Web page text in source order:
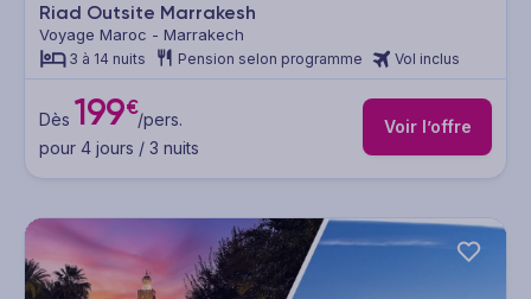
Riad Outsite Marrakesh
Voyage Maroc - Marrakech
3 à 14 nuits Pension selon programme Vol inclus
Dès 199€/pers.
pour 4 jours / 3 nuits
Voir l’offre